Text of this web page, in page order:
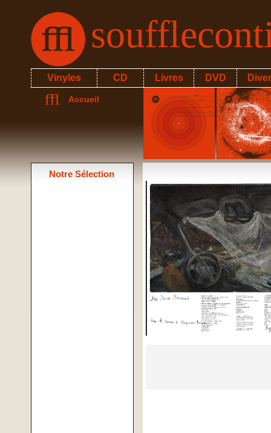
Vinyles CD Livres DVD
Accueil
Notre Sélection